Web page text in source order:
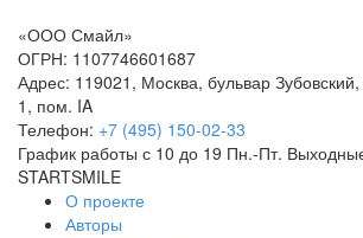
«ООО Смайл»
ОГРН: 1107746601687
Адрес: 119021, Москва, бульвар
1, пом. IA
Телефон: +7 (495) 150-02-33
График работы с 10 до 19 Пн.-Пт.
STARTSMILE
О проекте
Авторы